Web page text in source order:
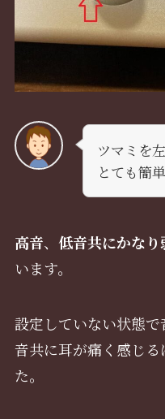
ツマミを
とても簡単
高音、 低音共にかなり
います。
設定していない状態
音共に耳が痛く感じ
た。